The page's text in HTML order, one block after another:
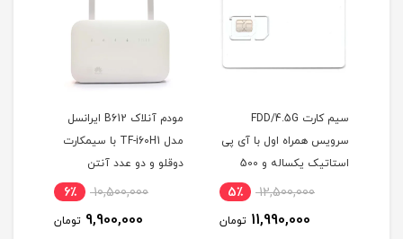
سیم کارت FDD/4.5G
همراه اول با آی پی
استاتیک یکساله و 500
5٪
تومان
مودم آنلاک B612 ایرانسل
مدل TF-i60H1 با سیمکارت
دوقلو و دو عدد آنتن
اکسترنال 19 دسی بل
6٪
تومان
ترایب مدل EG2030C-M2-W